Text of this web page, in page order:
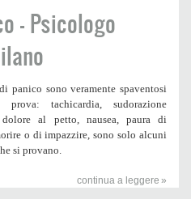
- Psicologo
panico sono veramente spaventosi
tachicardia, sudorazione
dolore al petto, nausea, paura di
o di impazzire, sono solo alcuni
si provano.
continua a leggere